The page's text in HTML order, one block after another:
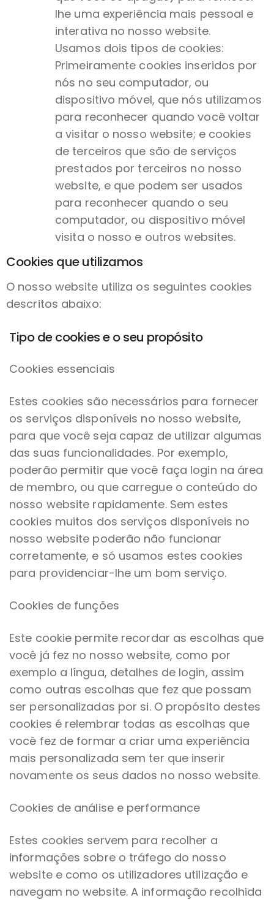
lhe uma experiência mais pessoal e
interativa no nosso website.
Usamos dois tipos de cookies:
Primeiramente cookies inseridos por
nós no seu computador, ou
dispositivo móvel, que nós utilizamos
para reconhecer quando você voltar
a visitar o nosso website; e cookies
de terceiros que são de serviços
prestados por terceiros no nosso
website, e que podem ser usados
para reconhecer quando o seu
computador, ou dispositivo móvel
visita o nosso e outros websites.
Cookies que utilizamos
O nosso website utiliza os seguintes cookies
descritos abaixo:
Tipo de cookies e o seu propósito
Cookies essenciais
Estes cookies são necessários para fornecer
os serviços disponíveis no nosso website,
para que você seja capaz de utilizar algumas
das suas funcionalidades. Por exemplo,
poderão permitir que você faça login na área
de membro, ou que carregue o conteúdo do
nosso website rapidamente. Sem estes
cookies muitos dos serviços disponíveis no
nosso website poderão não funcionar
corretamente, e só usamos estes cookies
para providenciar-lhe um bom serviço.
Cookies de funções
Este cookie permite recordar as escolhas que
você já fez no nosso website, como por
exemplo a língua, detalhes de login, assim
como outras escolhas que fez que possam
ser personalizadas por si. O propósito destes
cookies é relembrar todas as escolhas que
você fez de formar a criar uma experiência
mais personalizada sem ter que inserir
novamente os seus dados no nosso website.
Cookies de análise e performance
Estes cookies servem para recolher a
informações sobre o tráfego do nosso
website e como os utilizadores utilização e
navegam no website. A informação recolhida